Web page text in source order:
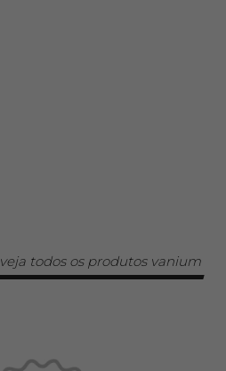
veja todos os produtos vanium